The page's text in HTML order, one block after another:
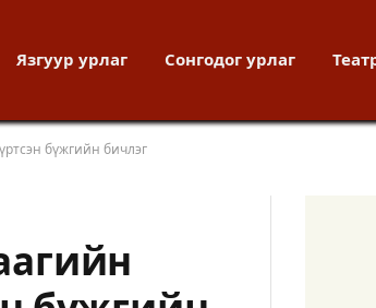
Язгуур урлаг Сонгодог урлаг
бүжгийн бичлэг